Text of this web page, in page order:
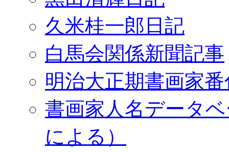
久米桂一郎日記
白馬会関係新聞記事
明治大正期書画家
書画家人名データ
による）